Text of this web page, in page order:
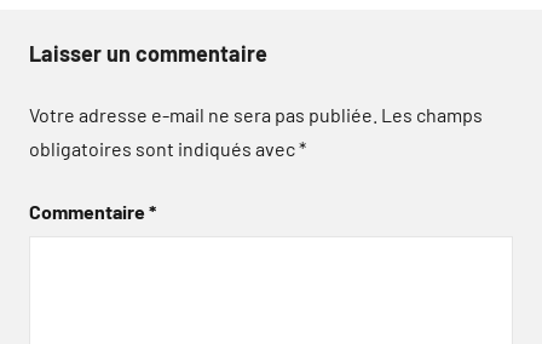
Laisser un commentaire
Votre adresse e-mail ne sera pas publiée. Les champs
obligatoires sont indiqués avec*
Commentaire*